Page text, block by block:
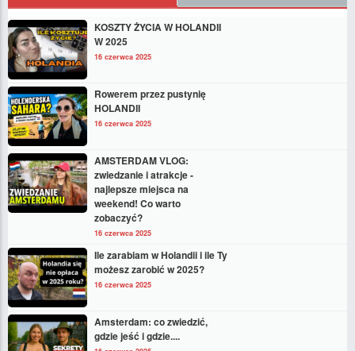
KOSZTY ŻYCIA W HOLANDII
W 2025
16 czerwca 2025
Rowerem przez pustynię
HOLANDII
16 czerwca 2025
AMSTERDAM VLOG:
zwiedzanie i atrakcje -
najlepsze miejsca na
weekend! Co warto
zobaczyć?
16 czerwca 2025
Ile zarabiam w Holandii i ile Ty
możesz zarobić w 2025?
16 czerwca 2025
Amsterdam: co zwiedzić,
gdzie jeść i gdzie....